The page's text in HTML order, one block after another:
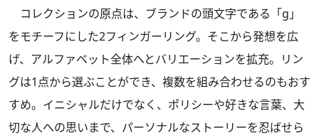
コレクションの原点は、ブランドの頭文字である「g」
をモチーフにした2フィンガーリング。そこから発想を広
げ、アルファベット全体へとバリエーションを拡充。リン
グは1点から選ぶことができ、複数を組み合わせるのもおす
すめ。イニシャルだけでなく、ポリシーや好きな言葉、大
切な人への思いまで、パーソナルなストーリーを忍ばせら